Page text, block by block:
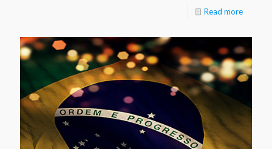
Read more